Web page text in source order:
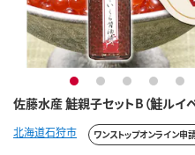
佐藤水産 鮭親子セットB（鮭ルイベ
1 2 3 4 5
北海道石狩市 ワンストップオンライン申